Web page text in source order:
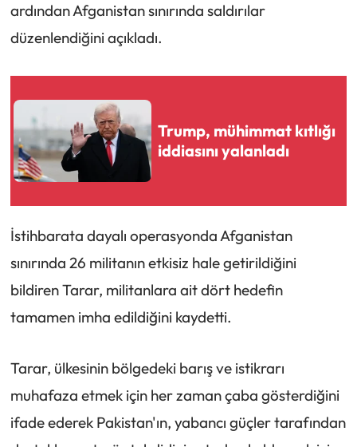
ardından Afganistan sınırında saldırılar
düzenlendiğini açıkladı.
Trump, mühimmat kıtlığı
iddiasını yalanladı
İstihbarata dayalı operasyonda Afganistan
sınırında 26 militanın etkisiz hale getirildiğini
bildiren Tarar, militanlara ait dört hedefin
tamamen imha edildiğini kaydetti.
Tarar, ülkesinin bölgedeki barış ve istikrarı
muhafaza etmek için her zaman çaba gösterdiğini
ifade ederek Pakistan'ın, yabancı güçler tarafından